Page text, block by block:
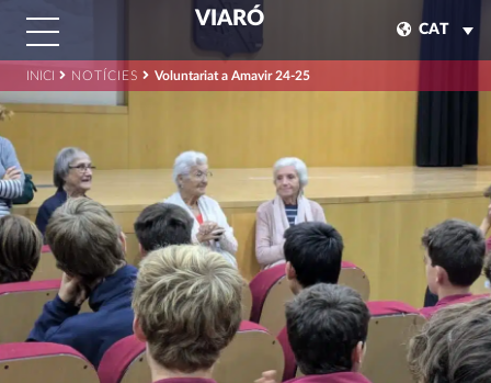
VIARÓ
CAT
INICI NOTÍCIES Voluntariat a Amavir 24-25